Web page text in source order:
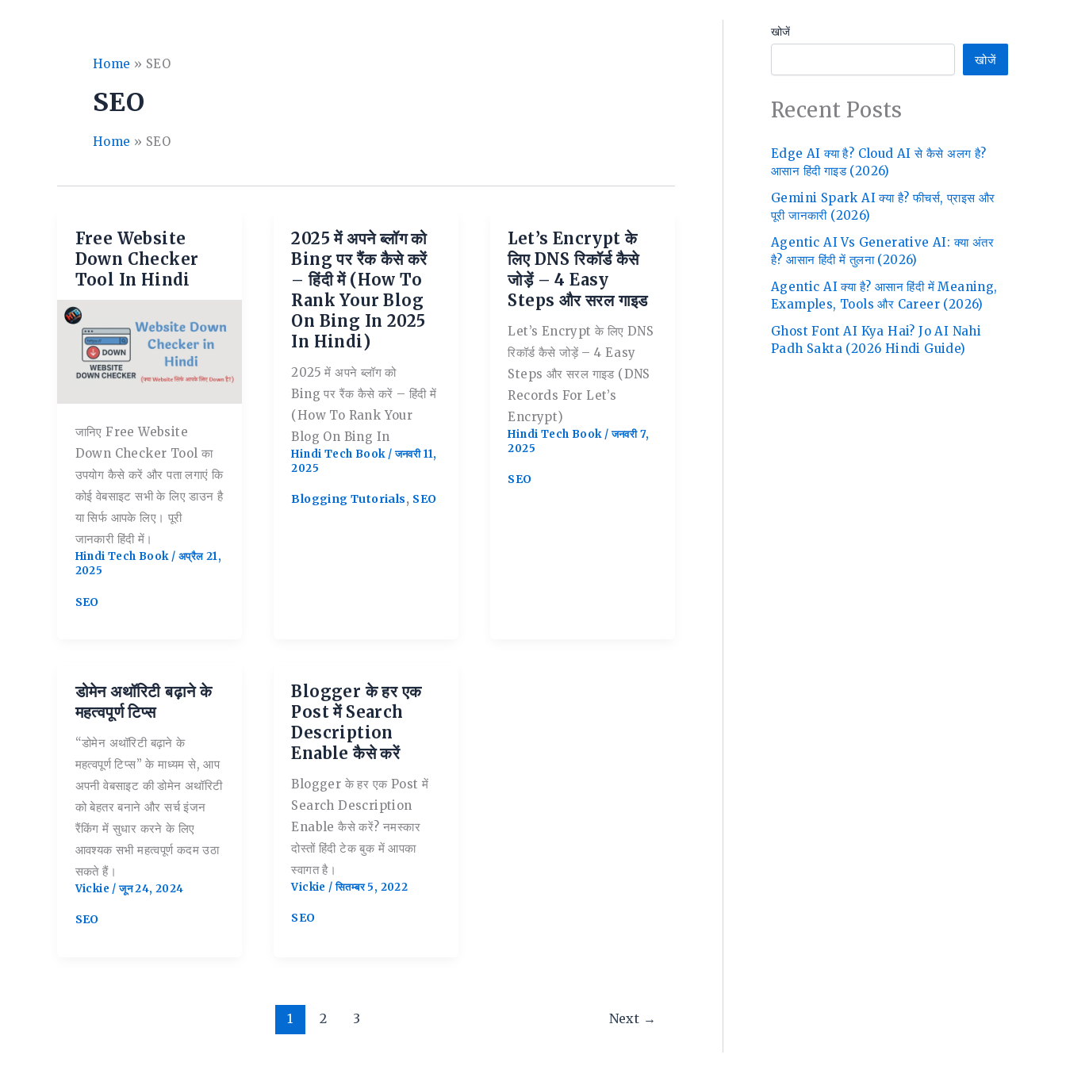
Home » SEO
SEO
Home » SEO
Free Website
Down Checker
Tool In Hindi
जानिए Free Website
Down Checker Tool का
उपयोग कैसे करें और पता लगाएं कि
कोई वेबसाइट सभी के लिए डाउन है
या सिर्फ आपके लिए। पूरी
जानकारी हिंदी में।
Hindi Tech Book / अप्रैल 21,
2025
SEO
2025 में अपने ब्लॉग को
Bing पर रैंक कैसे करें
– हिंदी में (How To
Rank Your Blog
On Bing In 2025
In Hindi)
2025 में अपने ब्लॉग को
Bing पर रैंक कैसे करें – हिंदी में
(How To Rank Your
Blog On Bing In
Hindi Tech Book /जनवरी 11,
2025
Blogging Tutorials, SEO
Let’s Encrypt के
लिए DNS रिकॉर्ड कैसे
जोड़ें – 4 Easy
Steps और सरल गाइड
Let’s Encrypt के लिए DNS
रिकॉर्ड कैसे जोड़ें – 4 Easy
Steps और सरल गाइड (DNS
Records For Let’s
Encrypt)
Hindi Tech Book /जनवरी 7,
2025
SEO
डोमेन अथॉरिटी बढ़ाने के
महत्वपूर्ण टिप्स
“डोमेन अथॉरिटी बढ़ाने के
महत्वपूर्ण टिप्स” के माध्यम से, आप
अपनी वेबसाइट की डोमेन अथॉरिटी
को बेहतर बनाने और सर्च इंजन
रैंकिंग में सुधार करने के लिए
आवश्यक सभी महत्वपूर्ण कदम उठा
सकते हैं।
Vickie /जून 24, 2024
SEO
Blogger के हर एक
Post में Search
Description
Enable कैसे करें
Blogger के हर एक Post में
Search Description
Enable कैसे करें? नमस्कार
दोस्तों हिंदी टेक बुक में आपका
स्वागत है।
Vickie /सितम्बर 5, 2022
SEO
1 2 3 Next →
खोजें
खोजें
Recent Posts
Edge AI क्या है? Cloud AI से कैसे अलग है?
आसान हिंदी गाइड (2026)
Gemini Spark AI क्या है? फीचर्स, प्राइस और
पूरी जानकारी (2026)
Agentic AI Vs Generative AI: क्या अंतर
है? आसान हिंदी में तुलना (2026)
Agentic AI क्या है? आसान हिंदी में Meaning,
Examples, Tools और Career (2026)
Ghost Font AI Kya Hai? Jo AI Nahi
Padh Sakta (2026 Hindi Guide)